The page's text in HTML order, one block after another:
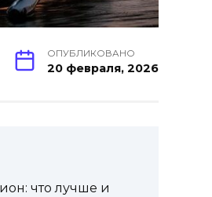
ОПУБЛИКОВАНО
20 февраля, 2026
что лучше и